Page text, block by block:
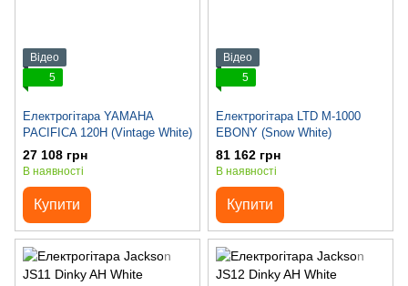
Відео
5
Електрогітара YAMAHA
PACIFICA 120H (Vintage White)
27 108 грн
В наявності
Купити
Відео
5
Електрогітара LTD M-1000
EBONY (Snow White)
81 162 грн
В наявності
Купити